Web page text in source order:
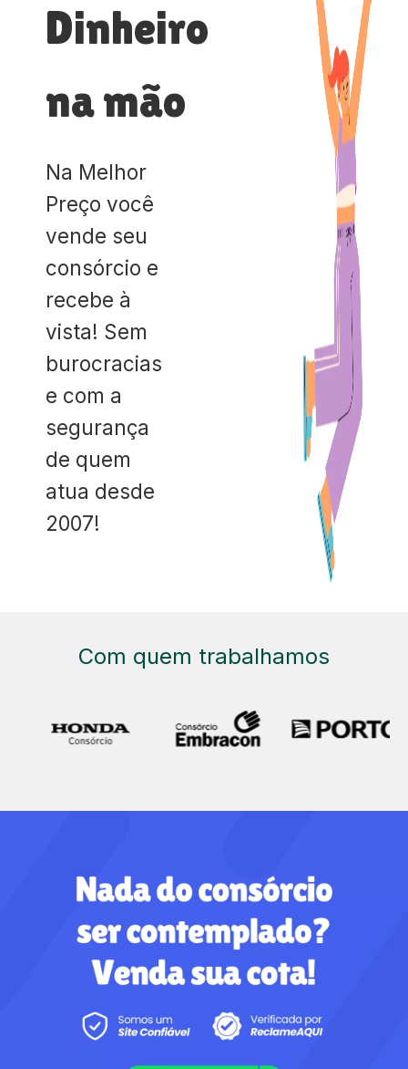
Dinheiro
na mão
Na Melhor
Preço você
vende seu
consórcio e
recebe à
vista! Sem
burocracias
e com a
segurança
de quem
atua desde
2007!
Com quem trabalhamos